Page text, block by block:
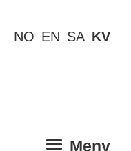
NO EN SA KV
Meny